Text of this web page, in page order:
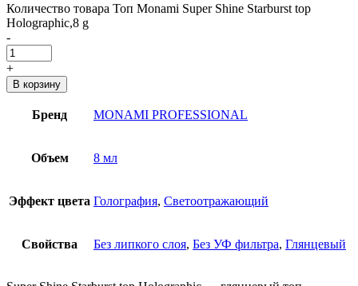
Количество товара Топ Monami Super Shine Starburst top
Holographic,8 g
-
+
В корзину
Бренд MONAMI PROFESSIONAL
Объем 8 мл
Эффект цвета Голография, Светоотражающий
Свойства Без липкого слоя, Без УФ фильтра, Глянцевый